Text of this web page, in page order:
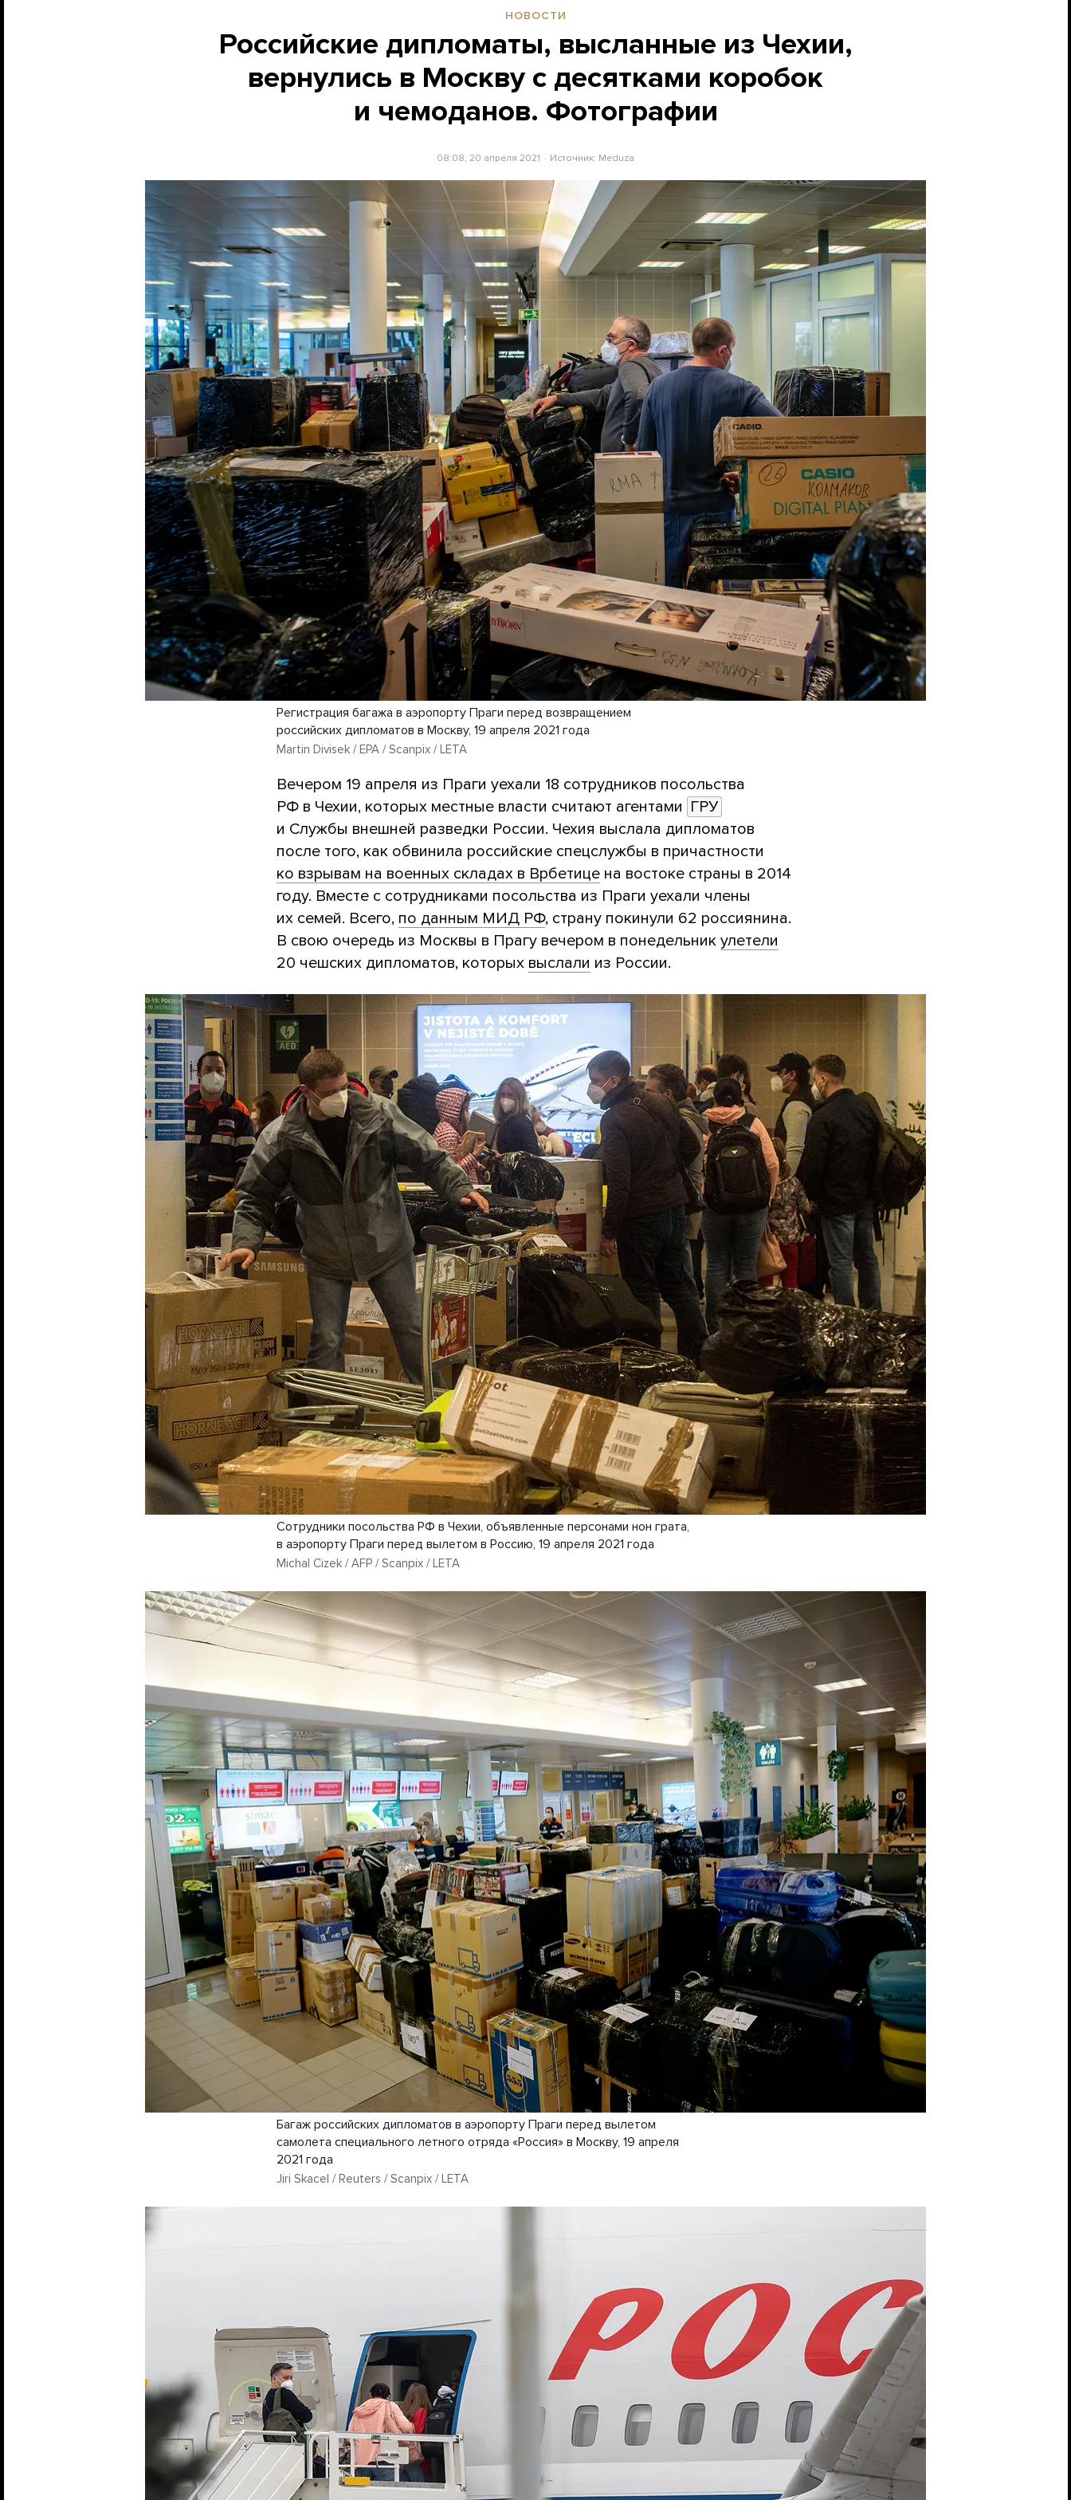
НОВОСТИ
Российские дипломаты, высланные из Чехии,
вернулись в Москву с десятками коробок
и чемоданов. Фотографии
08:08, 20 апреля 2021 Источник: Meduza
Регистрация багажа в аэропорту Праги перед возвращением
российских дипломатов в Москву, 19 апреля 2021 года
Martin Divisek / EPA / Scanpix / LETA
Вечером 19 апреля из Праги уехали 18 сотрудников посольства
РФ в Чехии, которых местные власти считают агентами ГРУ
и Службы внешней разведки России. Чехия выслала дипломатов
после того, как обвинила российские спецслужбы в причастности
ко взрывам на военных складах в Врбетице на востоке страны в 2014
году. Вместе с сотрудниками посольства из Праги уехали члены
их семей. Всего, по данным МИД РФ, страну покинули 62 россиянина.
В свою очередь из Москвы в Прагу вечером в понедельник улетели
20 чешских дипломатов, которых выслали из России.
Сотрудники посольства РФ в Чехии, объявленные персонами нон грата,
в аэропорту Праги перед вылетом в Россию, 19 апреля 2021 года
Michal Cizek / AFP / Scanpix / LETA
Багаж российских дипломатов в аэропорту Праги перед вылетом
самолета специального летного отряда «Россия» в Москву, 19 апреля
2021 года
Jiri Skacel / Reuters / Scanpix / LETA